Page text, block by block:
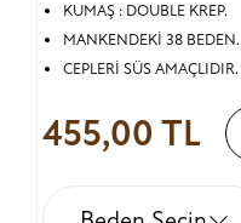
KUMAŞ : DOUBLE KREP.
MANKENDEKİ 38 BEDEN.
CEPLERİ SÜS AMAÇLIDIR.
455,00 TL